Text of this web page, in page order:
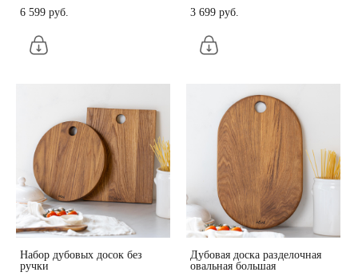
6 599 pуб.
3 699 pуб.
Набор дубовых досок без
ручки
Дубовая доска разделочная
овальная большая